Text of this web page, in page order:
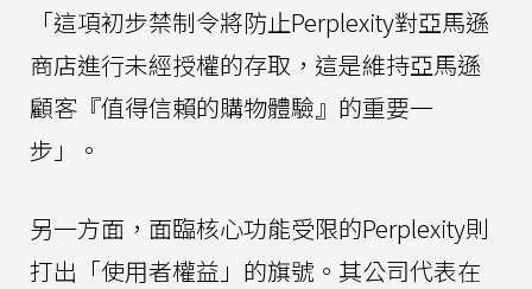
「這項初步禁制令將防止Perplexity對亞馬遜
商店進行未經授權的存取，這是維持亞馬遜
顧客『值得信賴的購物體驗』的重要一
步」。
另一方面，面臨核心功能受限的Perplexity則
打出「使用者權益」的旗號。其公司代表在